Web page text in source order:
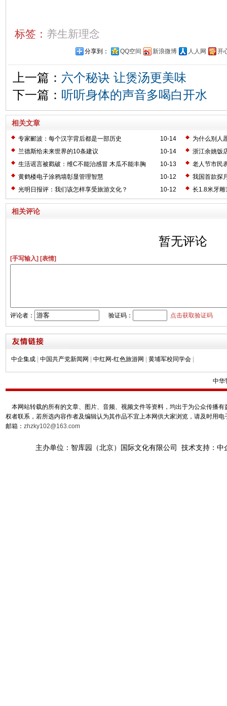
标签： 养生新理念
分享到： QQ空间 新浪微博 人人网 开
上一篇： 六个秘诀 让煲汤更美味
下一篇： 听听身体的声音多喝白开水
相关文章
10-14
专家郦波：每个汉字背后都是一部历史
为什么别人
10-14
兰德斯给未来世界的10条建议
浙江余姚饭
10-13
生活谣言被戳破：维C不能治感冒 木瓜不能丰胸
老人节市民
10-12
黄鹤楼电子涂鸦墙彰显管理智慧
我国首款探
10-12
光明日报评：我们该怎样享受旅游文化？ 长1.8米牙
相关评论
暂无评论
[手写输入] [表情]
评论者： 验证码： 点击获取验证码
中企集成 | 中国共产党新闻网 | 中红网-红色旅游网 | 黄埔军校同学会 |
中华
本网站转载的所有的文章、图片、音频、视频文件等资料，均出于为公众传播
权者联系，若所选内容作者及编辑认为其作品不宜上本网供大家浏览，请及时用
邮箱： zhzky102@163.com
主办单位：智库园（北京）国际文化有限公司 技术支持：